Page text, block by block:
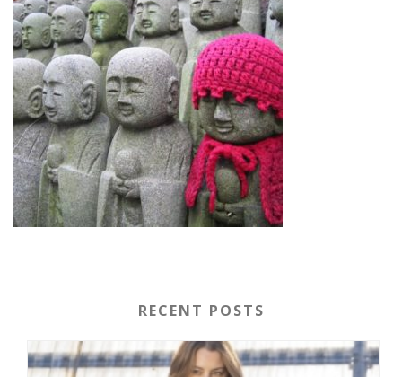
RECENT POSTS